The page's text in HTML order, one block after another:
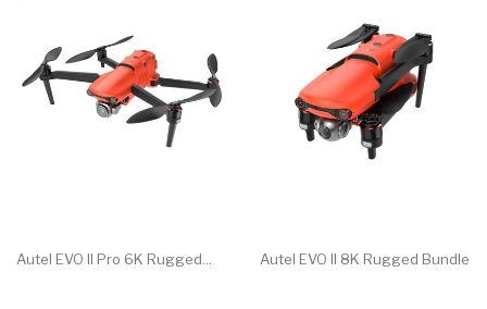
Autel EVO II Pro 6K Rugged... Autel EVO II 8K Rugged Bundle